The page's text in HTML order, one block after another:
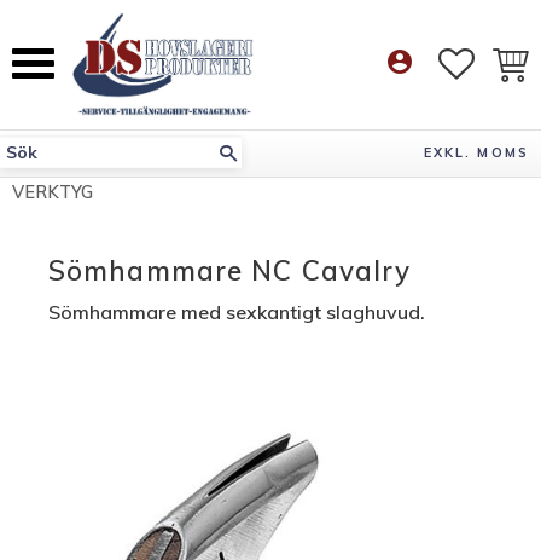
Meny account_circle
EXKL. MOMS
VERKTYG
Sömhammare NC Cavalry
Sömhammare med sexkantigt slaghuvud.